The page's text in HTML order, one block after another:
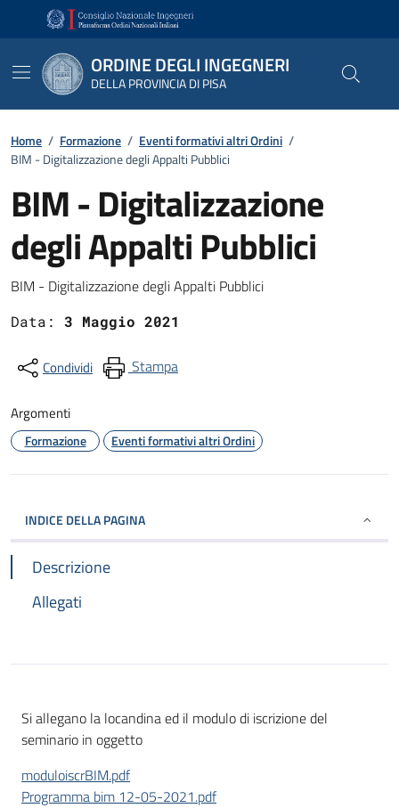
Vai ai contenuti
Vai al footer
ORDINE DEGLI INGEGNERI
DELLA PROVINCIA DI PISA
Home / Formazione / Eventi formativi altri Ordini /
BIM - Digitalizzazione degli Appalti Pubblici
BIM - Digitalizzazione
degli Appalti Pubblici
Dettagli
BIM - Digitalizzazione degli Appalti Pubblici
Data: 3 Maggio 2021
Condividi Stampa
Argomenti
Formazione Eventi formativi altri Ordini
INDICE DELLA PAGINA
Descrizione
Allegati
Si allegano la locandina ed il modulo di iscrizione del
seminario in oggetto
moduloiscrBIM.pdf
Programma bim 12-05-2021.pdf